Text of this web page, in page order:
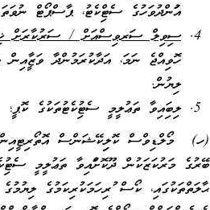
އުފަންދުވަހުގެ ސެޓްފިކެޓު، ޕާސްޕޯޓް
ސިވިލް ސަރވިސްއަށް / ސަރުކާރަށް
ހޮވިއްޖެ ނަމަ، އަދާކުރަމުންދާ ވަޒީފާއިން
ލިޔުން.
ލިބިފައިވާ ތަޢުލީމީ ސެޓުފިކެޓުތަކުގެ ކޮޕީ؛
(ހ) މޯލްޑިވްސް ކޮލިފިކޭޝަންސް އޮތޯރިޓީއިން
ބޭރުގެ މަރުކަޒަކުން ދޫކޮށްފައިވާ ތަޢުލީމީ
ޙާލަތްތަކުގައި، ކޯސް ފުރިހަމަކުރިކަމުގެ